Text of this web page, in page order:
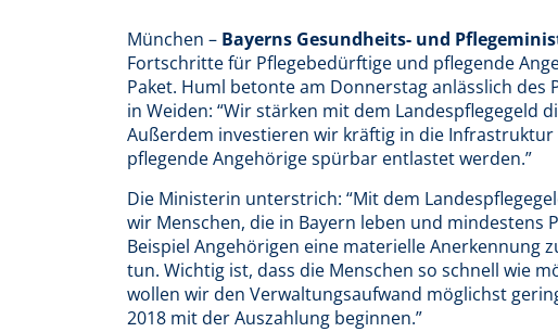
München – Bayerns Gesundheits- und
Fortschritte für Pflegebedürftige und pflegende
Paket. Huml betonte am Donnerstag anlässlich des
in Weiden: “Wir stärken mit dem Landespflegegeld
Außerdem investieren wir kräftig in die
pflegende Angehörige spürbar entlastet werden.”
Die Ministerin unterstrich: “Mit dem
wir Menschen, die in Bayern leben und mindestens
Beispiel Angehörigen eine materielle Anerkennung
tun. Wichtig ist, dass die Menschen so schnell wie
wollen wir den Verwaltungsaufwand möglichst
2018 mit der Auszahlung beginnen.”